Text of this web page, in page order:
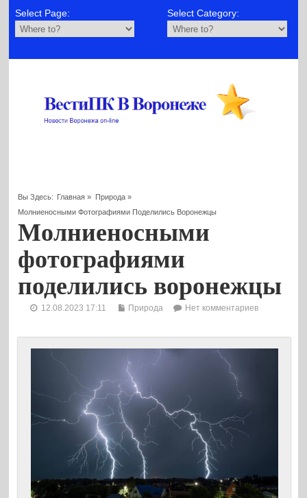
Select Page: Select Category:
Вы Здесь: Главная » Природа»
Молниеносными Фотографиями Поделились Воронежцы
Молниеносными
фотографиями
поделились воронежцы
12.08.2023 17:11 Природа Нет комментариев